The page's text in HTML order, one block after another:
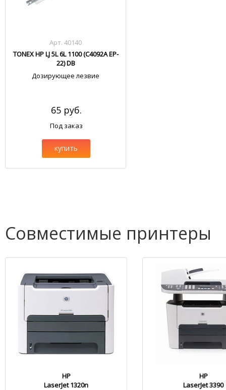
Арт. 40140
TONEX HP LJ 5L 6L 1100 (C4092A EP-
22) DB
Дозирующее лезвие
65 руб.
Под заказ
купить
Совместимые принтеры
HP
LaserJet 1320n
HP
LaserJet 3390